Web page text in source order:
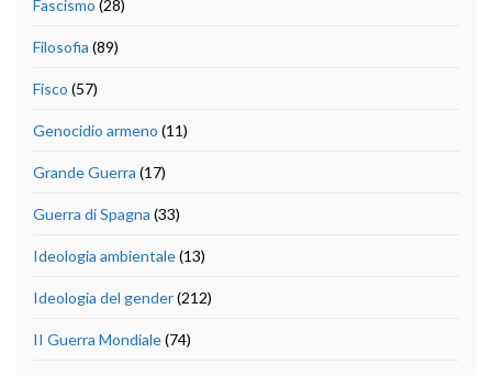
Fascismo (28)
Filosofia (89)
Fisco (57)
Genocidio armeno (11)
Grande Guerra (17)
Guerra di Spagna (33)
Ideologia ambientale(13)
Ideologia del gender(212)
II Guerra Mondiale(74)